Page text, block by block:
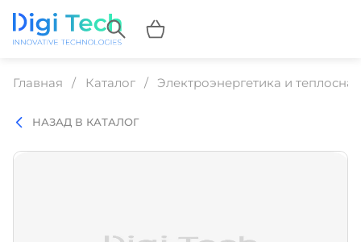
Главная Каталог Электроэнергетика и
НАЗАД В КАТАЛОГ